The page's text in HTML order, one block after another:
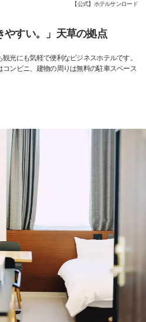
【公式】ホテルサンロード
やすい。」天草の拠点
光にも気軽で便利なビジネスホテルです。
ンビニ、建物の周りは無料の駐車スペース